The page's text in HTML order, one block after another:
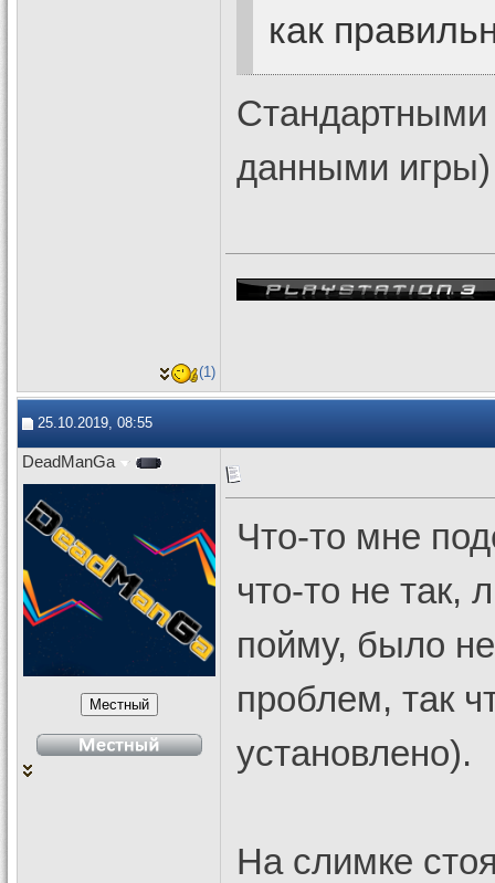
как
Стандартными
данными игры)
(1)
25.10.2019, 08:55
DeadManGa
Что-то мне
что-то не так,
пойму, было
проблем, так
установлено).
На слимке